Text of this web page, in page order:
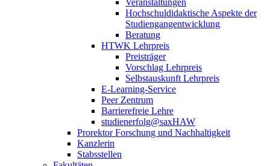
Veranstaltungen
Hochschuldidaktische Aspekte der
Studiengangentwicklung
Beratung
HTWK Lehrpreis
Preisträger
Vorschlag Lehrpreis
Selbstauskunft Lehrpreis
E-Learning-Service
Peer Zentrum
Barrierefreie Lehre
studienerfolg@saxHAW
Prorektor Forschung und Nachhaltigkeit
Kanzlerin
Stabsstellen